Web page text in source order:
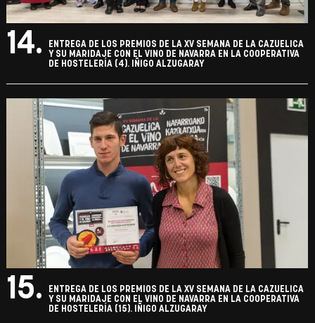
14.
ENTREGA DE LOS PREMIOS DE LA XV SEMANA DE LA CAZUELICA
Y SU MARIDAJE CON EL VINO DE NAVARRA EN LA COOPERATIVA
DE HOSTELERÍA (4). IÑIGO ALZUGARAY
15.
ENTREGA DE LOS PREMIOS DE LA XV SEMANA DE LA CAZUELICA
Y SU MARIDAJE CON EL VINO DE NAVARRA EN LA COOPERATIVA
DE HOSTELERÍA (15). IÑIGO ALZUGARAY